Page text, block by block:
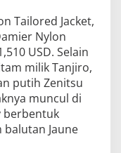
Tailored Jacket,
Nylon
USD. Selain
milik Tanjiro,
putih Zenitsu
muncul di
berbentuk
balutan Jaune